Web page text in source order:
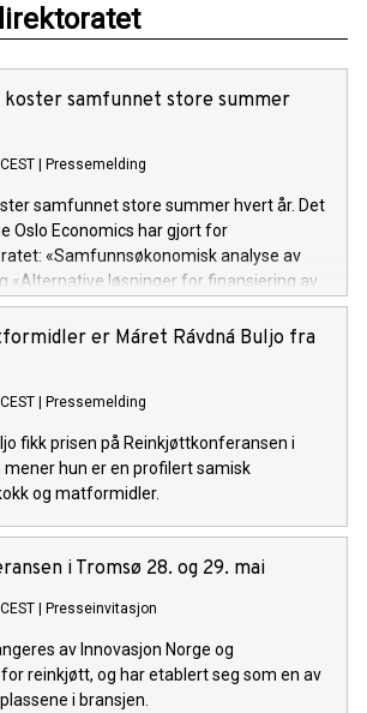
samfunnet store summer
| Pressemelding
samfunnet store summer hvert år. Det
Oslo Economics har gjort for
«Samfunnsøkonomisk analyse av
«Alternative løsninger for finansiering av
er Máret Rávdná Buljo fra
| Pressemelding
fikk prisen på Reinkjøttkonferansen i
mener hun er en profilert samisk
og matformidler.
i Tromsø 28. og 29. mai
| Presseinvitasjon
av Innovasjon Norge og
reinkjøtt, og har etablert seg som en av
i bransjen.